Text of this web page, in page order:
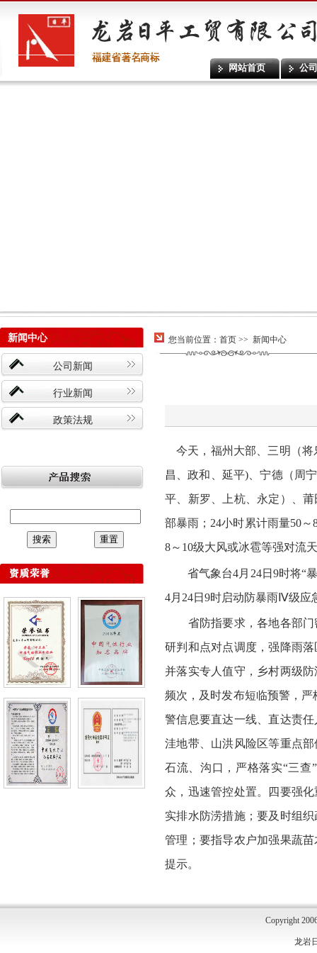
网站首页 公
新闻中心
公司新闻
行业新闻
政策法规
您当前位置： 首页 >> 新闻中心
今天，福州大部、三明（将
昌、政和、延平)、宁德（周
平、新罗、上杭、永定）、
部暴雨；24小时累计雨量50
8～10级大风或冰雹等强对流
省气象台4月24日9时将“暴
4月24日9时启动防暴雨Ⅳ级应
省防指要求，各地各部门
研判和点对点调度，强降雨
并落实专人值守，乡村两级
频次，及时发布短临预警，严
警信息要直达一线、直达责任
洼地带、山洪风险区等重点
石流、沟口，严格落实“三
众，迅速管控处置。
四要强
实排水防涝措施；要及时组
管理；要指导农户加强果蔬
提示。
Copyright
龙岩